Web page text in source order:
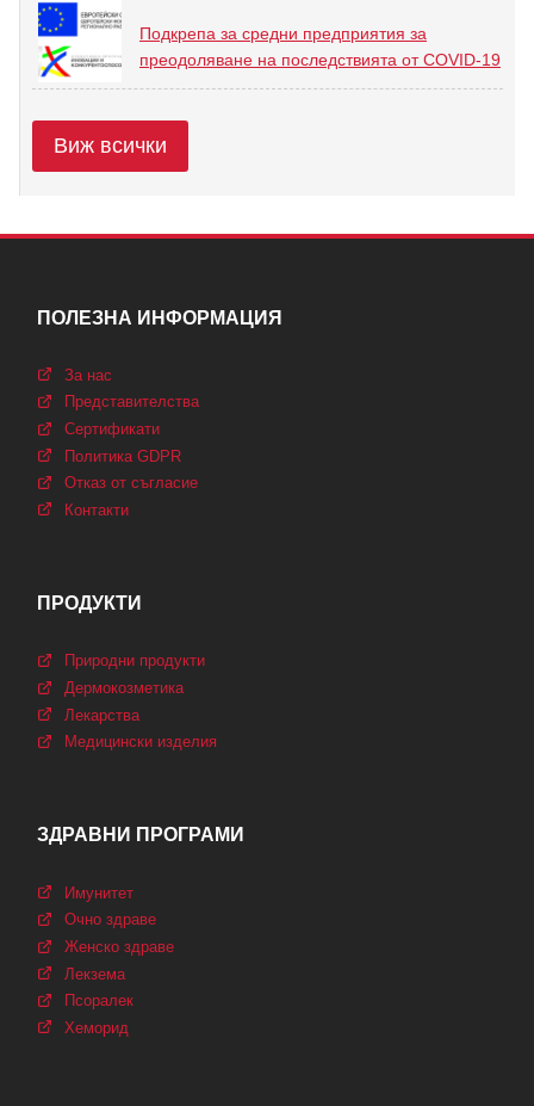
Подкрепа за средни предприятия за
преодоляване на последствията от COVID-19
Виж всички
ПОЛЕЗНА ИНФОРМАЦИЯ
За нас
Представителства
Сертификати
Политика GDPR
Отказ от съгласие
Контакти
ПРОДУКТИ
Природни продукти
Дермокозметика
Лекарства
Медицински изделия
ЗДРАВНИ ПРОГРАМИ
Имунитет
Очно здраве
Женско здраве
Лекзема
Псоралек
Хеморид